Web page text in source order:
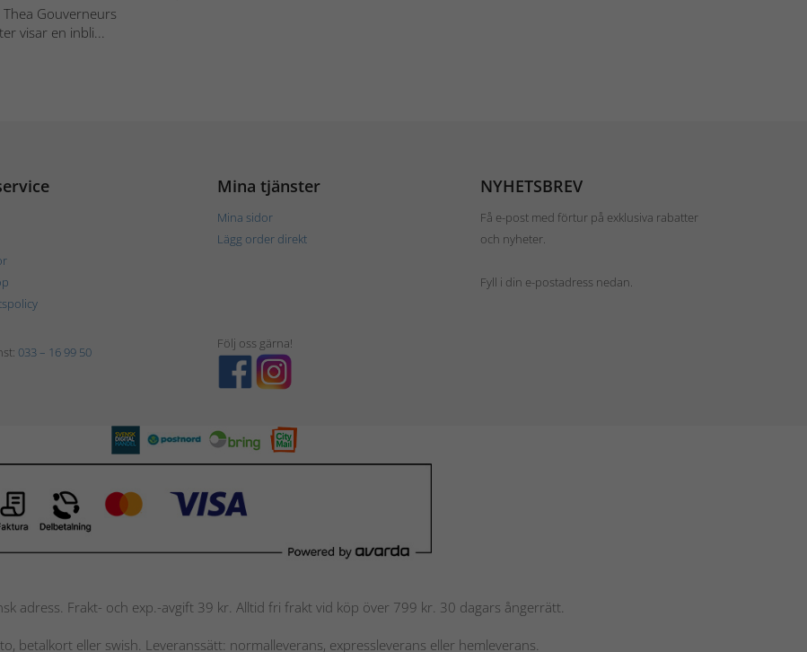
Gouverneurs
visar en inbli...
Mina tjänster
Mina sidor
Lägg order direkt
NYHETSBREV
Få e-post med förtur på exklusiva rabatter
och nyheter.
Fyll i din e-postadress nedan.
033 – 16 99 50
Följ oss gärna!
adress. Frakt- och exp.-avgift 39 kr. Alltid fri frakt vid köp över 799 kr. 30 dagars ångerrätt.
betalkort eller swish. Leveranssätt: normalleverans, expressleverans eller hemleverans.